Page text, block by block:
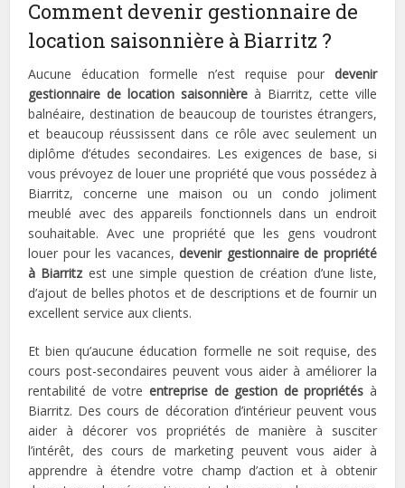
Comment devenir gestionnaire de
location saisonnière à Biarritz ?
Aucune éducation formelle n’est requise pour devenir
gestionnaire de location saisonnière à Biarritz, cette ville
balnéaire, destination de beaucoup de touristes étrangers,
et beaucoup réussissent dans ce rôle avec seulement un
diplôme d’études secondaires. Les exigences de base, si
vous prévoyez de louer une propriété que vous possédez à
Biarritz, concerne une maison ou un condo joliment
meublé avec des appareils fonctionnels dans un endroit
souhaitable. Avec une propriété que les gens voudront
louer pour les vacances,devenir gestionnaire de propriété
à Biarritzest une simple question de création d’une liste,
d’ajout de belles photos et de descriptions et de fournir un
excellent service aux clients.
Et bien qu’aucune éducation formelle ne soit requise, des
cours post-secondaires peuvent vous aider à améliorer la
rentabilité de votre entreprise de gestion de propriétés à
Biarritz. Des cours de décoration d’intérieur peuvent vous
aider à décorer vos propriétés de manière à susciter
l’intérêt, des cours de marketing peuvent vous aider à
apprendre à étendre votre champ d’action et à obtenir